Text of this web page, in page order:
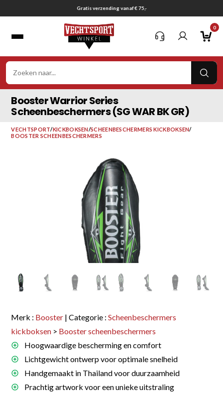
naar
Gratis verzending vanaf € 75,-
0
Booster Warrior Series
Scheenbeschermers (SG WAR BK GR)
VECHTSPORT/KICKBOKSEN/SCHEENBESCHERMERS KICKBOKSEN/
BOOSTER SCHEENBESCHERMERS
Merk : Booster | Categorie :Scheenbeschermers
kickboksen > Booster scheenbeschermers
Hoogwaardige bescherming en comfort
Lichtgewicht ontwerp voor optimale snelheid
Handgemaakt in Thailand voor duurzaamheid
Prachtig artwork voor een unieke uitstraling